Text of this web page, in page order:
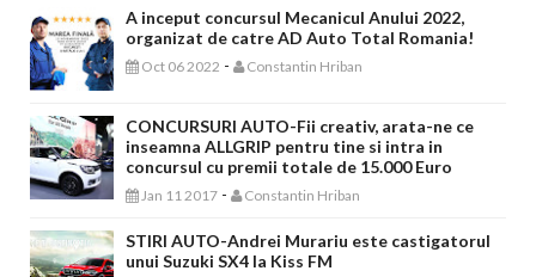
A inceput concursul Mecanicul Anului 2022,
organizat de catre AD Auto Total Romania!
Oct 06 2022 - Constantin Hriban
CONCURSURI AUTO-Fii creativ, arata-ne ce
inseamna ALLGRIP pentru tine si intra in
concursul cu premii totale de 15.000 Euro
Jan 11 2017 - Constantin Hriban
STIRI AUTO-Andrei Murariu este castigatorul
unui Suzuki SX4 la Kiss FM